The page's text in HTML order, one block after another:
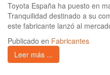
Toyota España ha puesto en
Tranquilidad destinado a su
este fabricante lanzó al
Publicado en Fabricantes
Leer más ...